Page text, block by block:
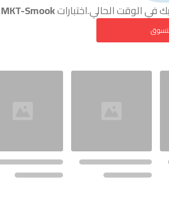
في الوقت الحالي.اختباراتMKT-Smook